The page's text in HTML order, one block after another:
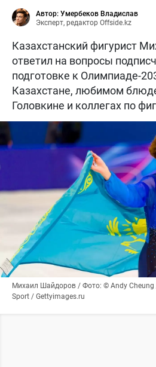
Автор: Умербеков Владислав
Эксперт, редактор Offside.kz
Казахстанский фигурист
ответил на вопросы
подготовке к Олимпиаде-
Казахстане, любимом
Головкине и коллегах по
Михаил Шайдоров / Фото: © Andy Cheung
Sport / Gettyimages.ru